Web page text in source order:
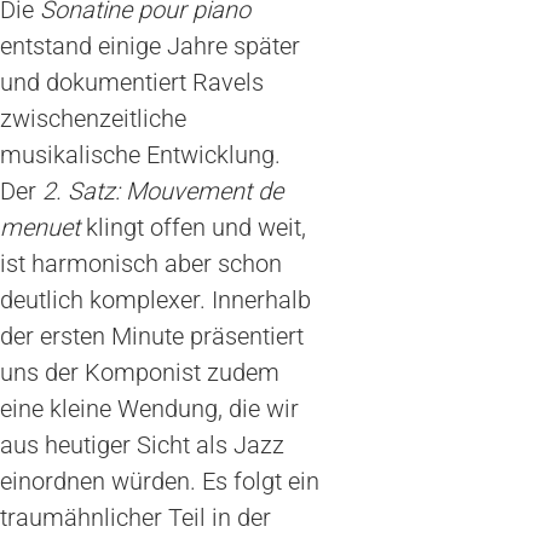
Die Sonatine pour piano
entstand einige Jahre später
und dokumentiert Ravels
zwischenzeitliche
musikalische Entwicklung.
Der 2. Satz: Mouvement de
menuetklingt offen und weit,
ist harmonisch aber schon
deutlich komplexer. Innerhalb
der ersten Minute präsentiert
uns der Komponist zudem
eine kleine Wendung, die wir
aus heutiger Sicht als Jazz
einordnen würden. Es folgt ein
traumähnlicher Teil in der